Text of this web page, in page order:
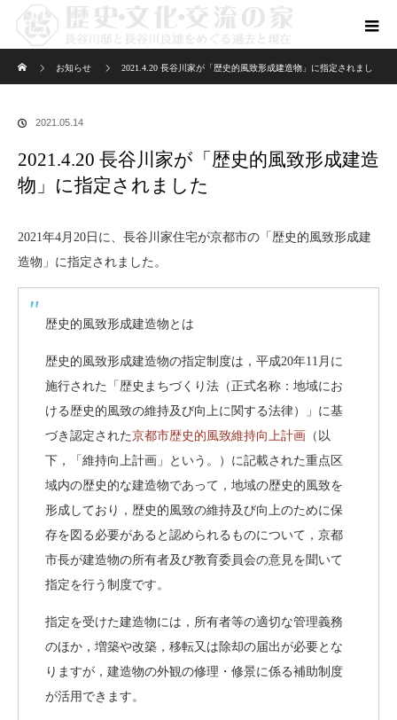
お知らせ
2021.4.20 長谷川家が「歴史的風致形成建造物」に指定されまし
2021.05.14
2021.4.20 長谷川家が「歴史的風致形成建造
物」に指定されました
2021年4月20日に、長谷川家住宅が京都市の「歴史的風致形成建
造物」に指定されました。
歴史的風致形成建造物とは
歴史的風致形成建造物の指定制度は，平成20年11月に
施行された「歴史まちづくり法（正式名称：地域にお
ける歴史的風致の維持及び向上に関する法律）」に基
づき認定された京都市歴史的風致維持向上計画 （以
下，「維持向上計画」という。）に記載された重点区
域内の歴史的な建造物であって，地域の歴史的風致を
形成しており，歴史的風致の維持及び向上のために保
存を図る必要があると認められるものについて，京都
市長が建造物の所有者及び教育委員会の意見を聞いて
指定を行う制度です。
指定を受けた建造物には，所有者等の適切な管理義務
のほか，増築や改築，移転又は除却の届出が必要とな
りますが，建造物の外観の修理・修景に係る補助制度
が活用できます。